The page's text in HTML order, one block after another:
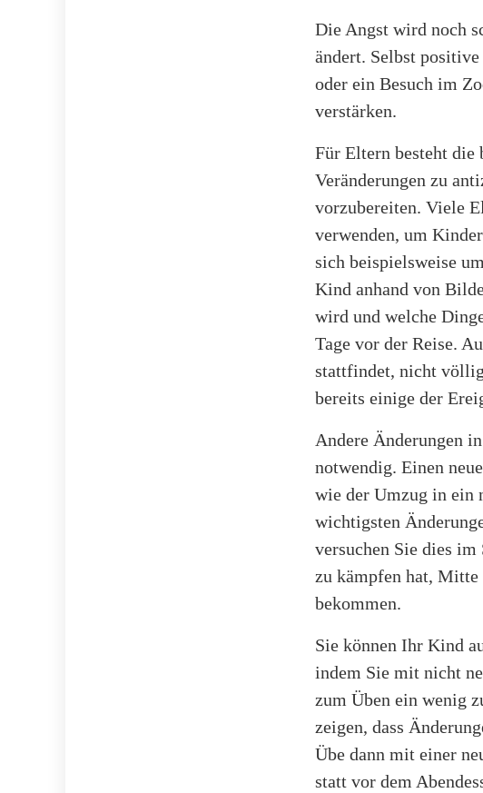
Die Angst wird noch
ändert. Selbst
oder ein Besuch im
verstärken.
Für Eltern besteht die
Veränderungen zu
vorzubereiten. Viele
verwenden, um
sich beispielsweise
Kind anhand von
wird und welche
Tage vor der Reise.
stattfindet, nicht völlig
bereits einige der
Andere Änderungen
notwendig. Einen
wie der Umzug in ein
wichtigsten
versuchen Sie dies
zu kämpfen hat, Mitte
bekommen.
Sie können Ihr Kind
indem Sie mit nicht
zum Üben ein wenig
zeigen, dass
Übe dann mit einer
statt vor dem